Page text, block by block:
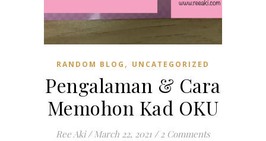
RANDOM BLOG , UNCATEGORIZED
Pengalaman & Cara
Memohon Kad OKU
Ree Aki / March 22, 2021 / 2 Comments